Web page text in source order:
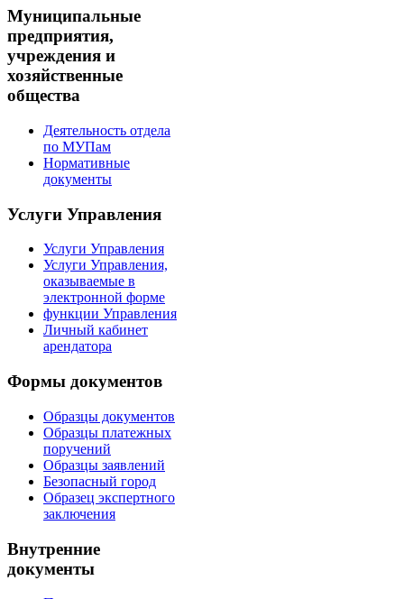
Муниципальные
предприятия,
учреждения и
хозяйственные
общества
Деятельность отдела
по МУПам
Нормативные
документы
Услуги Управления
Услуги Управления
Услуги Управления,
оказываемые в
электронной форме
функции Управления
Личный кабинет
арендатора
Формы документов
Образцы документов
Образцы платежных
поручений
Образцы заявлений
Безопасный город
Образец экспертного
заключения
Внутренние
документы